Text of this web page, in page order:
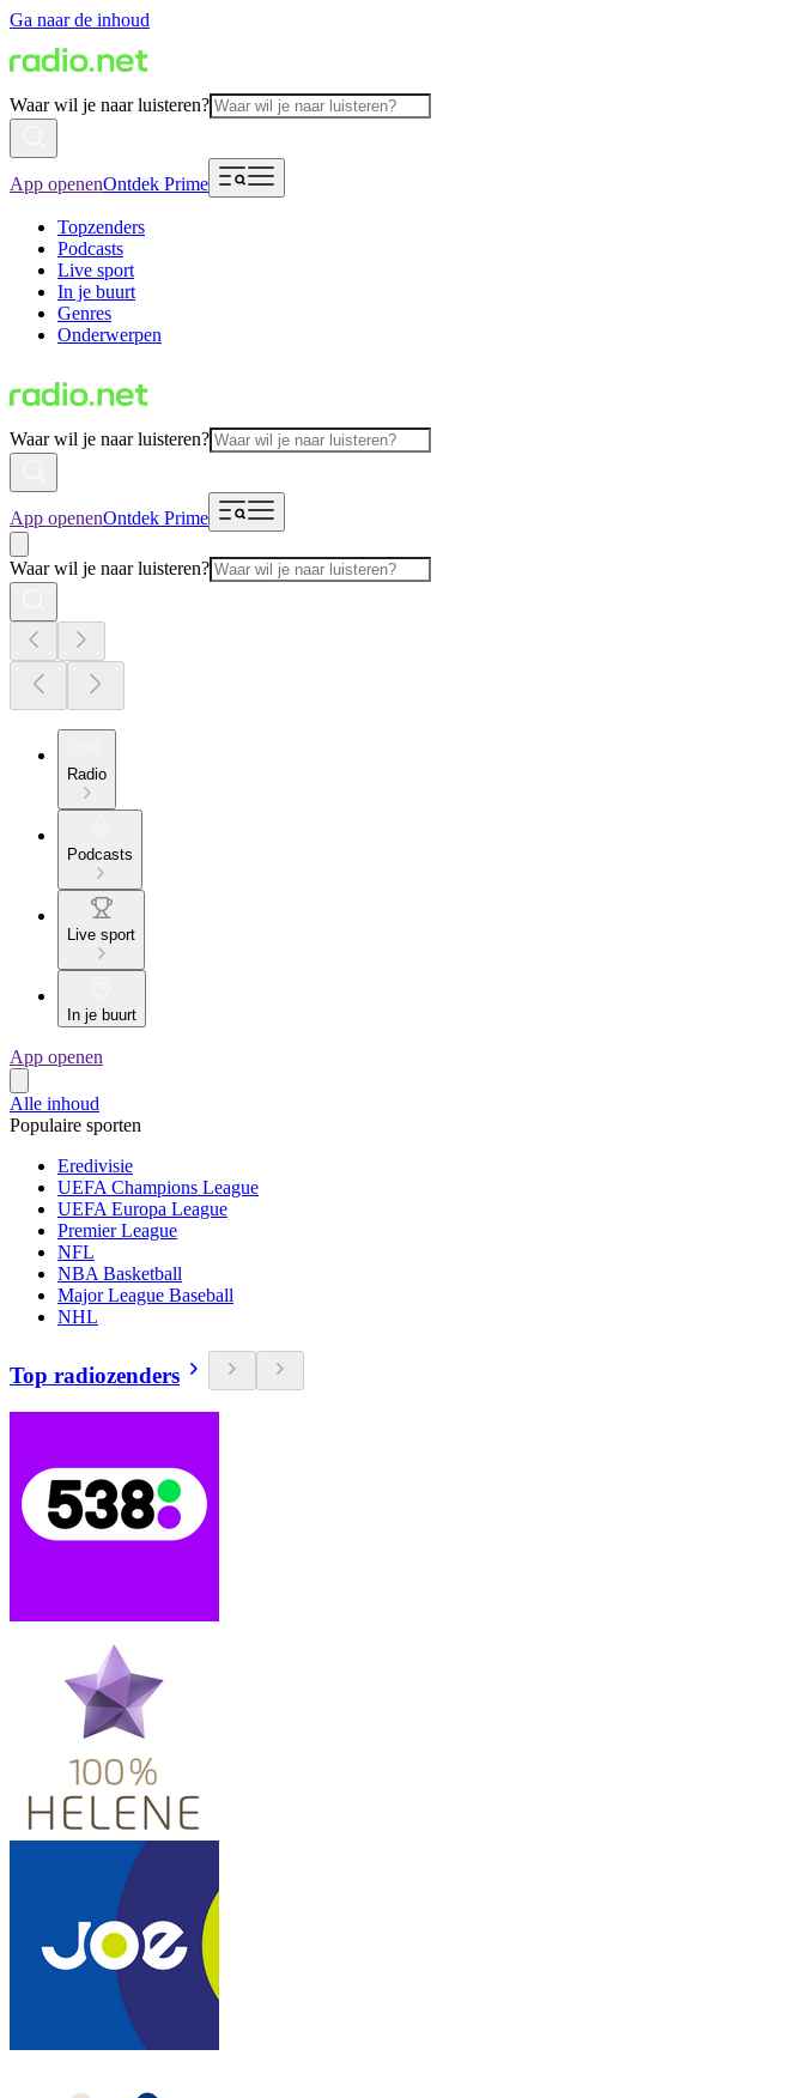
Ga naar de inhoud
Waar wil je naar luisteren?
App openenOntdek Prime
Topzenders
Podcasts
Live sport
In je buurt
Genres
Onderwerpen
Waar wil je naar luisteren?
App openenOntdek Prime
Waar wil je naar luisteren?
Radio
Podcasts
Live sport
In je buurt
App openen
Alle inhoud
Populaire sporten
Eredivisie
UEFA Champions League
UEFA Europa League
Premier League
NFL
NBA Basketball
Major League Baseball
NHL
Top radiozenders